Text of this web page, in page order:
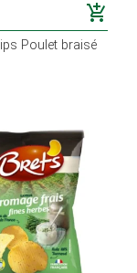
add_shopping_cart
Poulet braisé